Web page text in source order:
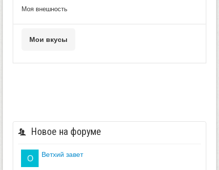
Моя внешность
Мои вкусы
Новое на форуме
ветхий завет